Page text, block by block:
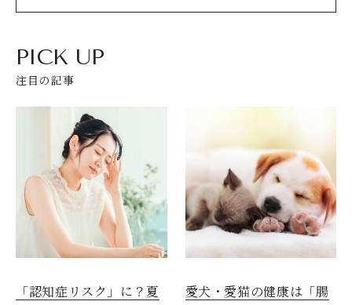
PICK UP
注目の記事
「認知症リスク」に？夏
愛犬・愛猫の健康は「腸